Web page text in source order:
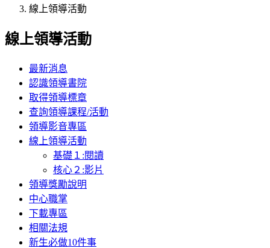
線上領導活動
線上領導活動
最新消息
認識領導書院
取得領導標章
查詢領導課程/活動
領導影音專區
線上領導活動
基礎１:閱讀
核心２:影片
領導獎勵說明
中心職掌
下載專區
相關法規
新生必做10件事